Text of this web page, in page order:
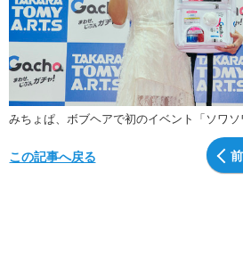
みちょぱ、ボブヘアで初のイベント「ソワソ
この記事へ戻る